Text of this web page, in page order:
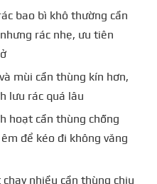
bao bì khô thường cần
rác nhẹ, ưu tiên
mùi cần thùng kín hơn,
lưu rác quá lâu
hoạt cần thùng chống
để kéo đi không văng
nhiều cần thùng chịu